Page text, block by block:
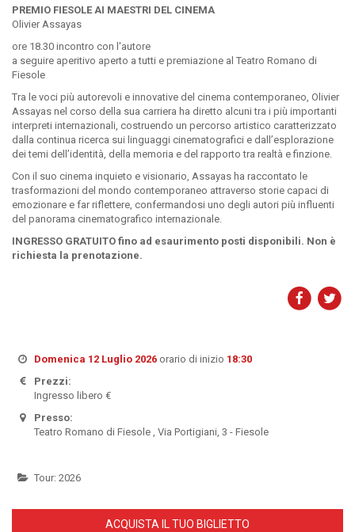
PREMIO FIESOLE AI MAESTRI DEL CINEMA
Olivier Assayas
ore 18.30 incontro con l'autore
a seguire aperitivo aperto a tutti e premiazione al Teatro Romano di
Fiesole
Tra le voci più autorevoli e innovative del cinema contemporaneo, Olivier
Assayas nel corso della sua carriera ha diretto alcuni tra i più importanti
interpreti internazionali, costruendo un percorso artistico caratterizzato
dalla continua ricerca sui linguaggi cinematografici e dall’esplorazione
dei temi dell’identità, della memoria e del rapporto tra realtà e finzione.
Con il suo cinema inquieto e visionario, Assayas ha raccontato le
trasformazioni del mondo contemporaneo attraverso storie capaci di
emozionare e far riflettere, confermandosi uno degli autori più influenti
del panorama cinematografico internazionale.
INGRESSO GRATUITO fino ad esaurimento posti disponibili. Non è
richiesta la prenotazione.
Domenica 12 Luglio 2026orario di inizio 18:30
Prezzi:
Ingresso libero €
Presso:
Teatro Romano di Fiesole , Via Portigiani, 3 - Fiesole
Tour: 2026
ACQUISTA IL TUO BIGLIETTO